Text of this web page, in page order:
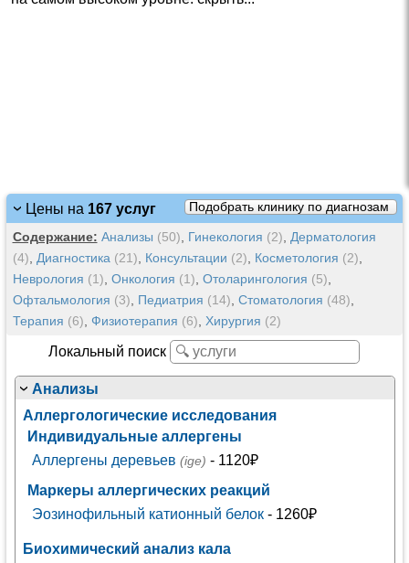
Цены на 167 услуг Подобрать клинику по диагнозам
Содержание: Анализы (50) Гинекология (2)
Дерматология
(4)
Диагностика (21) Консультации (2) Косметология (2)
Неврология (1) Онкология (1) Отоларингология (5)
Офтальмология (3) Педиатрия (14) Стоматология (48)
Терапия (6) Физиотерапия (6) Хирургия (2)
Локальный поиск
Анализы
Аллергологические исследования
Индивидуальные аллергены
Аллергены деревьев (ige) - 1120₽
Маркеры аллергических реакций
Эозинофильный катионный белок- 1260₽
Биохимический анализ кала